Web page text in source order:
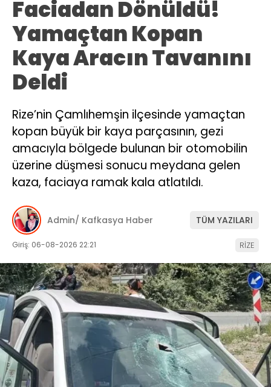
Faciadan Dönüldü!
Yamaçtan Kopan
Kaya Aracın Tavanını
Deldi
Rize’nin Çamlıhemşin ilçesinde yamaçtan
kopan büyük bir kaya parçasının, gezi
amacıyla bölgede bulunan bir otomobilin
üzerine düşmesi sonucu meydana gelen
kaza, faciaya ramak kala atlatıldı.
Admin/ Kafkasya Haber TÜM YAZILARI
Giriş: 06-08-2026 22:21 RİZE